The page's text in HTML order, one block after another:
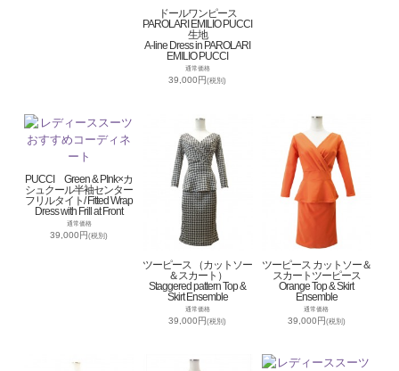
ドールワンピース
PAROLARI EMILIO PUCCI
生地
A-line Dress in PAROLARI
EMILIO PUCCI
通常価格
39,000円(税別)
PUCCI Green & PInk×カ
シュクール半袖センター
フリルタイト/ Fitted Wrap
Dress with Frill at Front
通常価格
39,000円(税別)
ツーピース （カットソー
＆スカート）
Staggered pattern Top &
Skirt Ensemble
通常価格
39,000円(税別)
ツーピース カットソー＆
スカートツーピース
Orange Top & Skirt
Ensemble
通常価格
39,000円(税別)